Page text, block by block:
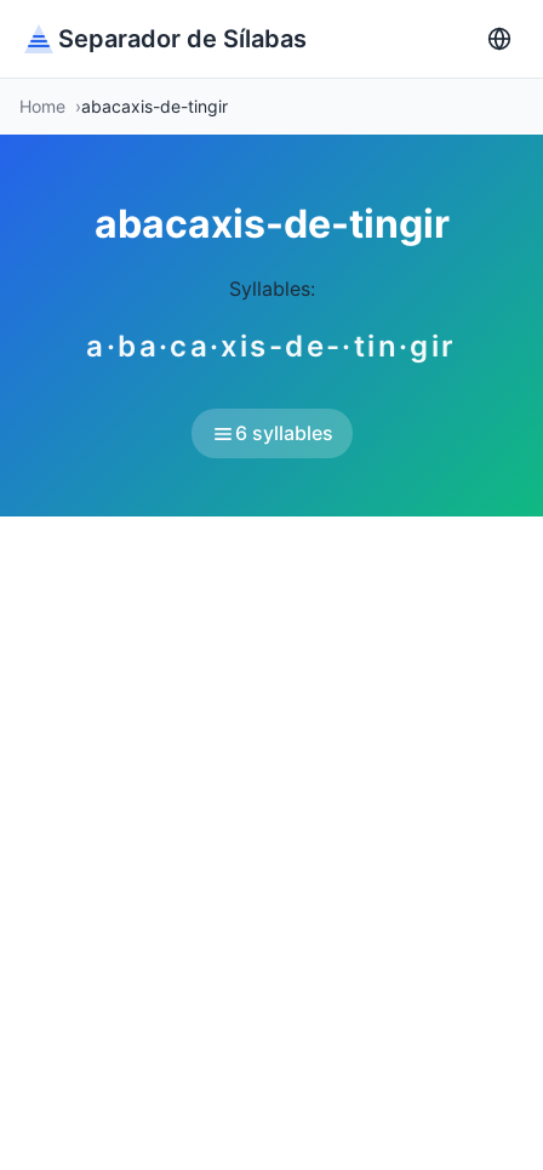
Separador de Sílabas
Home abacaxis-de-tingir
abacaxis-de-tingir
Syllables:
a·ba·ca·xis-de-·tin·gir
6 syllables